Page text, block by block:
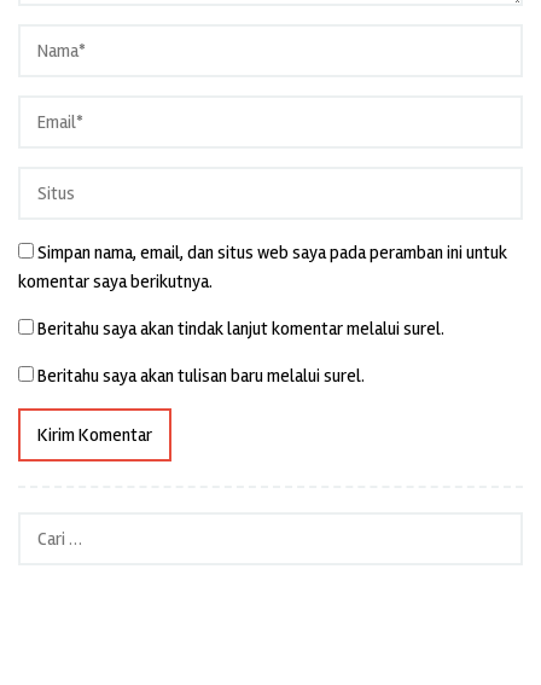
Simpan nama, email, dan situs web saya pada peramban ini untuk
komentar saya berikutnya.
Beritahu saya akan tindak lanjut komentar melalui surel.
Beritahu saya akan tulisan baru melalui surel.